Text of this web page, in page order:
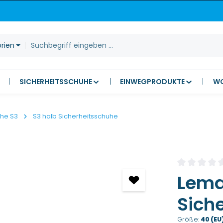
SICHERHEITSSCHUHE EINWEGPRODUKTE
S3 S3 halb Sicherheitsschuhe
Größe: 40